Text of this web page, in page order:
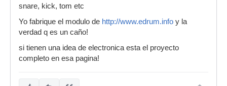
snare, kick, tom etc
Yo fabrique el modulo de http://www.edrum.info y la
verdad q es un caño!
si tienen una idea de electronica esta el proyecto
completo en esa pagina!